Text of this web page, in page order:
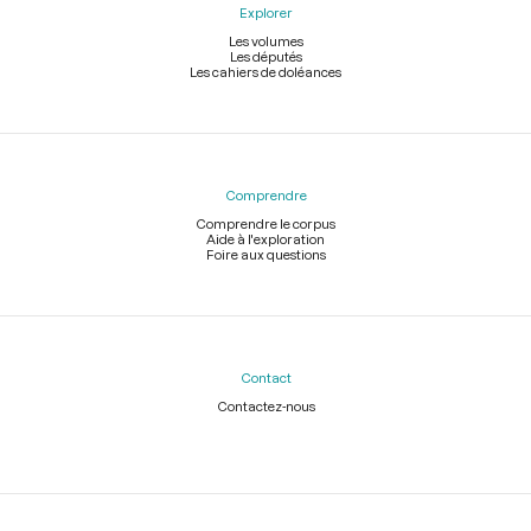
Explorer
Les volumes
Les députés
Les cahiers de doléances
Comprendre
Comprendre le corpus
Aide à l'exploration
Foire aux questions
Contact
Contactez-nous
Légal